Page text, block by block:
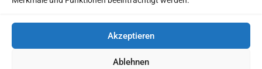
Akzeptieren
Ablehnen
Heftarchive
Cookie-Richtlinie (EU)